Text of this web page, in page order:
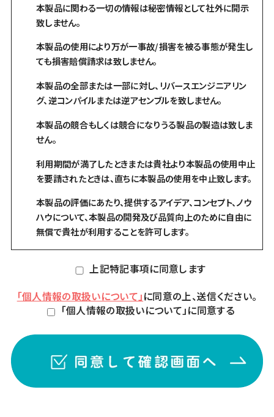
本製品に関わる一切の情報は秘密情報として社外に開示
致しません。
本製品の使用により万が一事故/損害を被る事態が発生し
ても損害賠償請求は致しません。
本製品の全部または一部に対し、リバースエンジニアリン
グ、逆コンパイルまたは逆アセンブルを致しません。
本製品の競合もしくは競合になりうる製品の製造は致しま
せん。
利用期間が満了したときまたは貴社より本製品の使用中止
を要請されたときは、直ちに本製品の使用を中止致します。
本製品の評価にあたり、提供するアイデア、コンセプト、ノウ
ハウについて、本製品の開発及び品質向上のために自由に
無償で貴社が利用することを許可します。
上記特記事項に同意します
「個人情報の取扱いについて」に同意の上、送信ください。
「個人情報の取扱いについて」に同意する